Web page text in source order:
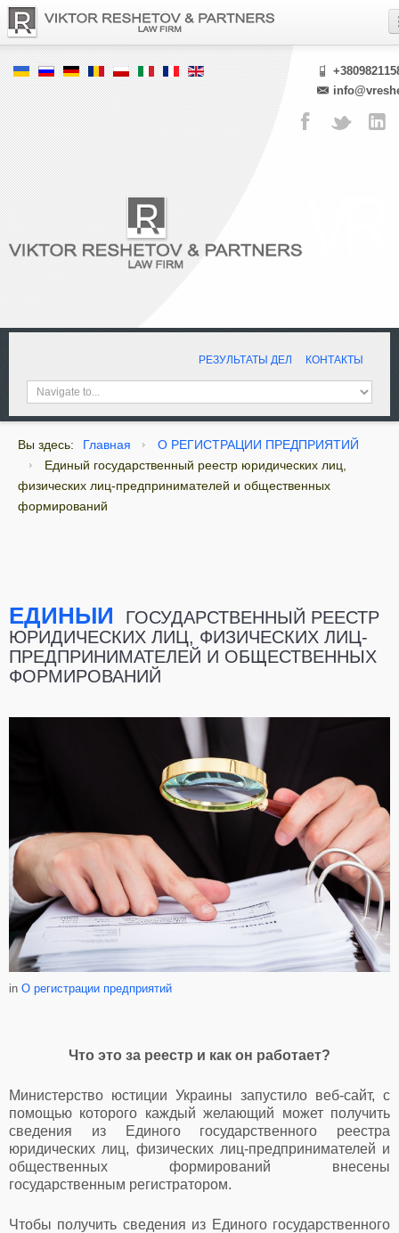
РЕЗУЛЬТАТЫ ДЕЛ КОНТАКТЫ
Вы здесь: Главная
О РЕГИСТРАЦИИ ПРЕДПРИЯТИЙ
Единый государственный реестр юридических лиц,
физических лиц-предпринимателей и общественных
формирований
ЕДИНЫЙ
ГОСУДАРСТВЕННЫЙ РЕЕСТР
ЮРИДИЧЕСКИХ ЛИЦ, ФИЗИЧЕСКИХ ЛИЦ-
ПРЕДПРИНИМАТЕЛЕЙ И ОБЩЕСТВЕННЫХ
ФОРМИРОВАНИЙ
in О регистрации предприятий
Что это за реестр и как он работает?
Министерство юстиции Украины запустило веб-сайт, с
помощью которого каждый желающий может получить
сведения из Единого государственного реестра
юридических лиц, физических лиц-предпринимателей и
общественных формирований внесены
государственным регистратором.
Чтобы получить сведения из Единого государственного